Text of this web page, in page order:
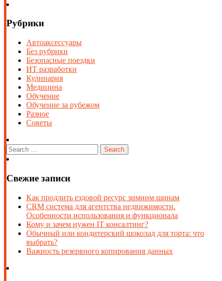
Рубрики
Автоаксессуары
Без рубрики
Безопасные поездки
ИТ разработки
Кулинария
Медицина
Обучение
Обучение за рубежом
Разное
Советы
Свежие записи
Как продлить ездовой ресурс зимним шинам
CRM система для агентства недвижимости.
Особенности использования и функционала
Кому и зачем нужен IT консалтинг?
Обычный или кондитерский шоколад для торта: что
выбрать?
Важность резервного копирования данных